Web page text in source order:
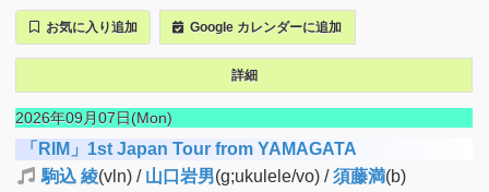
お気に入り追加 Google カレンダーに追加
詳細
2026年09月07日(Mon)
「RIM」1st Japan Tour from YAMAGATA
駒込 綾(vln) / 山口岩男(g;ukulele/vo) /須藤満(b)